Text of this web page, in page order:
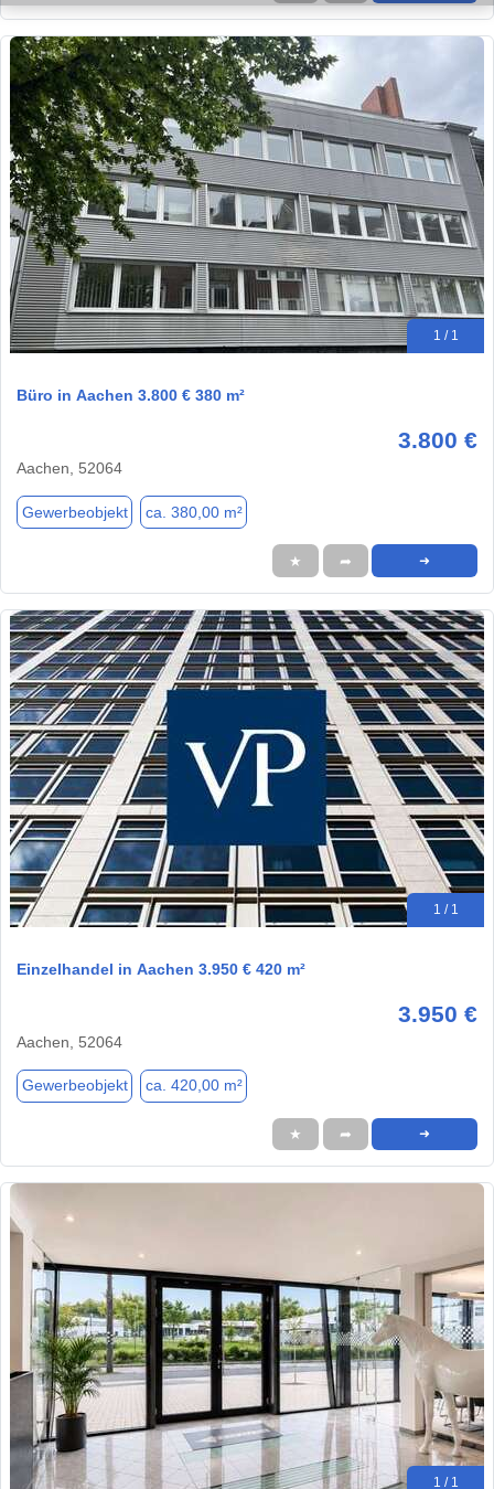
1 / 1
Büro in Aachen 3.800 € 380 m²
3.800 €
Aachen, 52064
Gewerbeobjekt ca. 380,00 m²
★ ➦ ➜
1 / 1
Einzelhandel in Aachen 3.950 € 420 m²
3.950 €
Aachen, 52064
Gewerbeobjekt ca. 420,00 m²
★ ➦ ➜
1 / 1